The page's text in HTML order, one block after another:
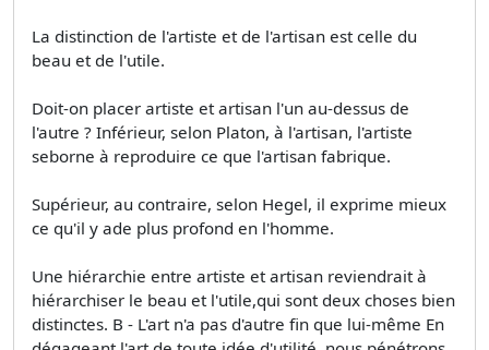
La distinction de l'artiste et de l'artisan est celle du
beau et de l'utile.
Doit-on placer artiste et artisan l'un au-dessus de
l'autre ? Inférieur, selon Platon, à l'artisan, l'artiste
seborne à reproduire ce que l'artisan fabrique.
Supérieur, au contraire, selon Hegel, il exprime mieux
ce qu'il y ade plus profond en l'homme.
Une hiérarchie entre artiste et artisan reviendrait à
hiérarchiser le beau et l'utile,qui sont deux choses bien
distinctes. B - L'art n'a pas d'autre fin que lui-même En